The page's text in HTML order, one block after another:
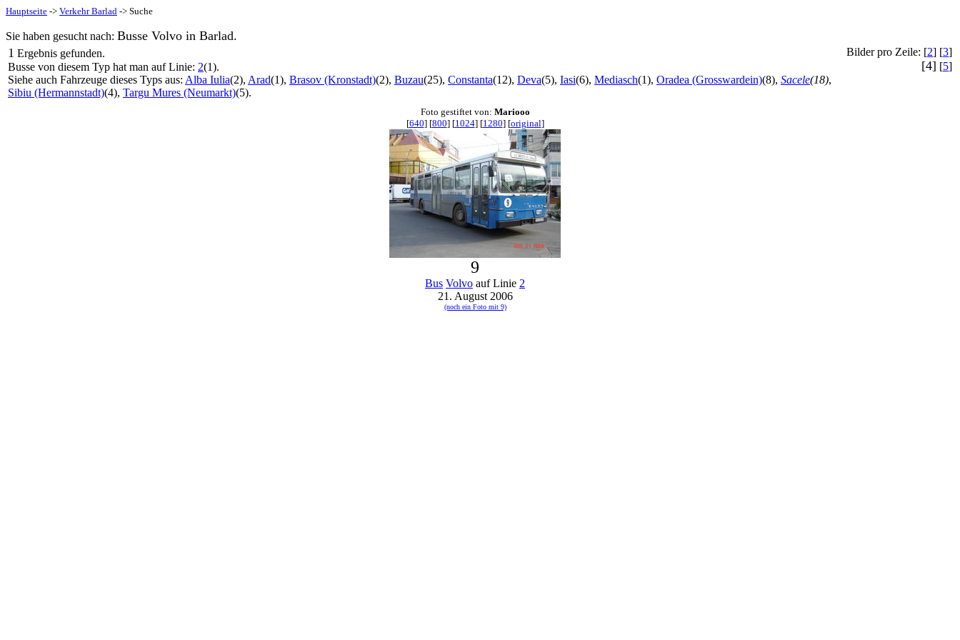
Hauptseite -> Verkehr Barlad -> Suche
Sie haben gesucht nach: Busse Volvo in Barlad.
1 Ergebnis gefunden.
Busse von diesem Typ hat man auf Linie: 2(1).
Siehe auch Fahrzeuge dieses Typs aus: Alba Iulia(2), Arad(1), Brasov (Kronstadt)(2), Buzau(25), Constanta(12), Deva(5), Iasi(6), Mediasch(1), Oradea (Grosswardein)(8), Sacele(18),
Sibiu (Hermannstadt)(4), Targu Mures (Neumarkt)(5).
Bilder pro Zeile: [2] [3]
[4] [5]
Foto gestiftet von: Mariooo
[640] [800] [1024] [1280] [original]
9
Bus Volvo auf Linie 2
21. August 2006
(noch ein Foto mit 9)